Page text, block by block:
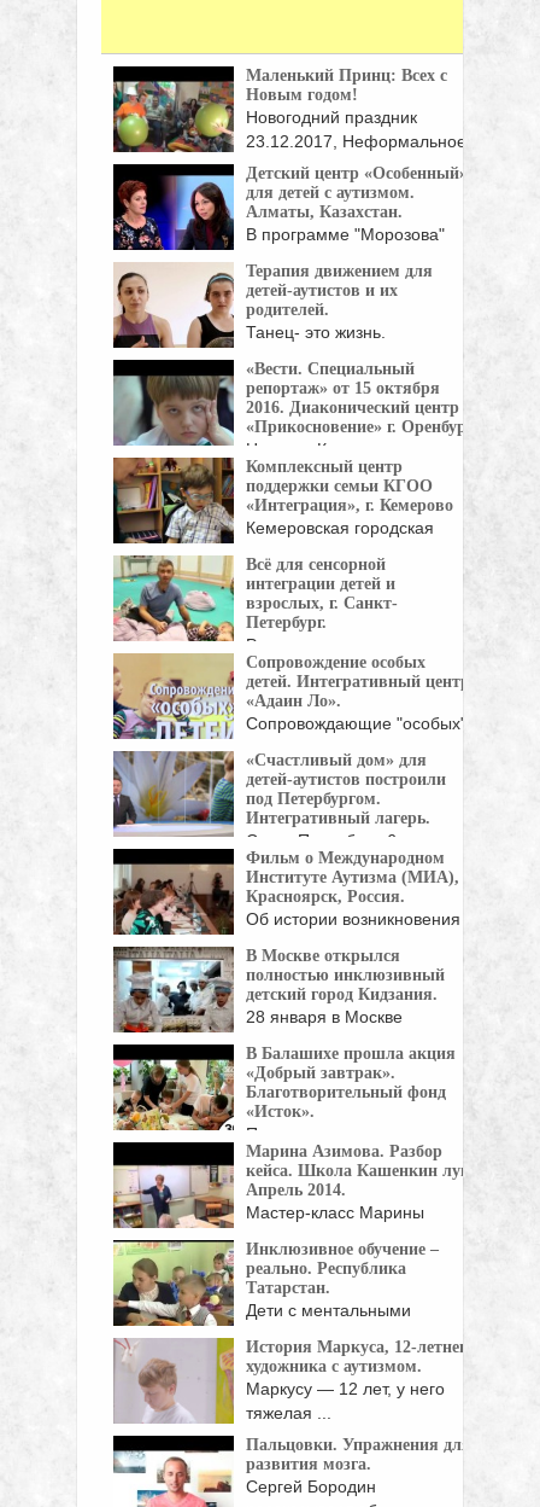
Маленький Принц: Всех с
Новым годом!
Новогодний праздник
23.12.2017, Неформальное
общество помощи аутистам
...
Детский центр «Особенный»
для детей с аутизмом.
Алматы, Казахстан.
В программе "Морозова"
"Особенный" ...
Терапия движением для
детей-аутистов и их
родителей.
Танец- это жизнь.
"Другие" - ...
«Вести. Специальный
репортаж» от 15 октября
2016. Диаконический центр
«Прикосновение» г. Оренбург
Наталья Калиман, директор
АНО "Диаконический центр
"Прикосновение", ...
Комплексный центр
поддержки семьи КГОО
«Интеграция», г. Кемерово
Кемеровская городская
помощи детям и ...
Всё для сенсорной
интеграции детей и
взрослых, г. Санкт-
Петербург.
Ролик про утяжеленное
Одеяло Совы, Яйцо Совы ...
Сопровождение особых
детей. Интегративный центр
«Адаин Ло».
Сопровождающие "особых"
частью ...
«Счастливый дом» для
детей-аутистов построили
под Петербургом.
Интегративный лагерь.
Санкт-Петербург, 6
сентября. В центре для
людей с ...
Фильм о Международном
Институте Аутизма (МИА),
Красноярск, Россия.
Об истории возникновения
Аутизма, о ...
В Москве открылся
полностью инклюзивный
детский город Кидзания.
28 января в Москве
В Балашихе прошла акция
«Добрый завтрак».
Благотворительный фонд
«Исток».
Президент
благотворительного фонда
"Исток" Екатерина Богдасарова пригласила
...
Марина Азимова. Разбор
кейса. Школа Кашенкин луг.
Апрель 2014.
Мастер-класс Марины
случая по ...
Инклюзивное обучение –
реально. Республика
Татарстан.
Дети с ментальными
...
История Маркуса, 12-летнего
художника с аутизмом.
Маркусу — 12 лет, у него
тяжелая ...
Пальцовки. Упражнения для
развития мозга.
Сергей Бородин